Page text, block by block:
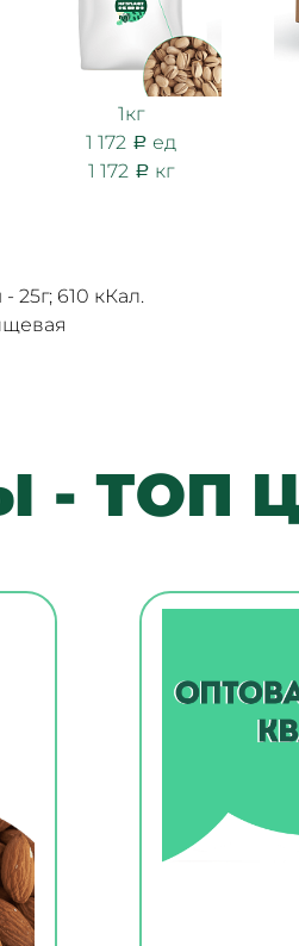
1кг
1 172
ед
1 172
кг
25г; 610 кКал.
- ТОП